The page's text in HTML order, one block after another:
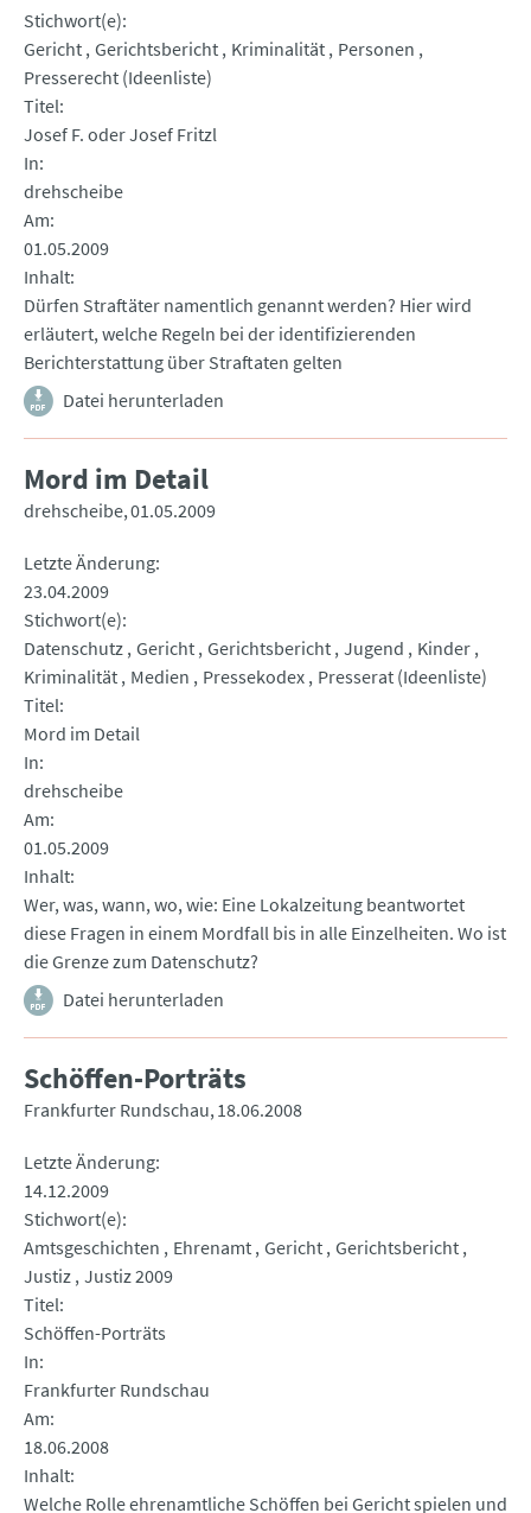
Stichwort(e)
Gericht Gerichtsbericht Kriminalität Personen
Presserecht (Ideenliste)
Titel
Josef F. oder Josef Fritzl
In
drehscheibe
Am
01.05.2009
Inhalt
Dürfen Straftäter namentlich genannt werden? Hier wird
erläutert, welche Regeln bei der identifizierenden
Berichterstattung über Straftaten gelten
Datei herunterladen
Mord im Detail
drehscheibe 01.05.2009
Letzte Änderung
23.04.2009
Stichwort(e)
Datenschutz Gericht Gerichtsbericht Jugend
Kinder
Kriminalität Medien Pressekodex Presserat (Ideenliste)
Titel
Mord im Detail
In
drehscheibe
Am
01.05.2009
Inhalt
Wer, was, wann, wo, wie: Eine Lokalzeitung beantwortet
diese Fragen in einem Mordfall bis in alle Einzelheiten. Wo ist
die Grenze zum Datenschutz?
Datei herunterladen
Schöffen-Porträts
Frankfurter Rundschau 18.06.2008
Letzte Änderung
14.12.2009
Stichwort(e)
Amtsgeschichten
Ehrenamt Gericht Gerichtsbericht
Justiz Justiz 2009
Titel
Schöffen-Porträts
In
Frankfurter Rundschau
Am
18.06.2008
Inhalt
Welche Rolle ehrenamtliche Schöffen bei Gericht spielen und